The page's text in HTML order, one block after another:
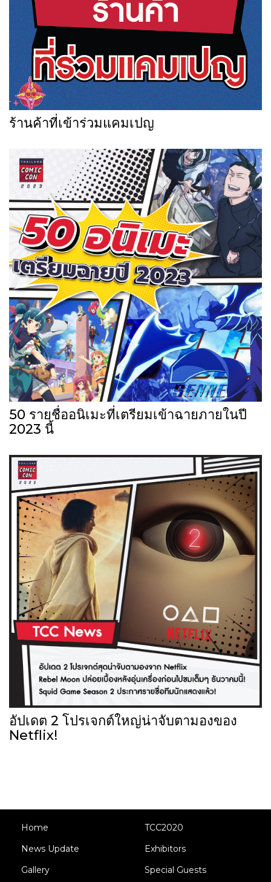
ร้านค้าที่เข้าร่วมแคมเปญ
50 รายชื่ออนิเมะที่เตรียมเข้าฉายภายในปี
2023 นี้
อัปเดต 2 โปรเจกต์ใหญ่น่าจับตามองของ
Netflix!
Home
News Update
Gallery
TCC2020
Exhibitors
Special Guests